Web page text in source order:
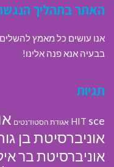
האתר בתהליך
אנו עושים כל מאמץ
בבעיה אנא פנה אלינו!
תגיות
HIT sce אגודת הסטודנטים
אוניברסיטת בן
אוניברסיטת בר